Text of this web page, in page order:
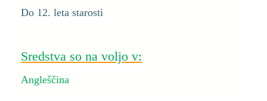
Do 12. leta starosti
Sredstva so na voljo v:
Angleščina